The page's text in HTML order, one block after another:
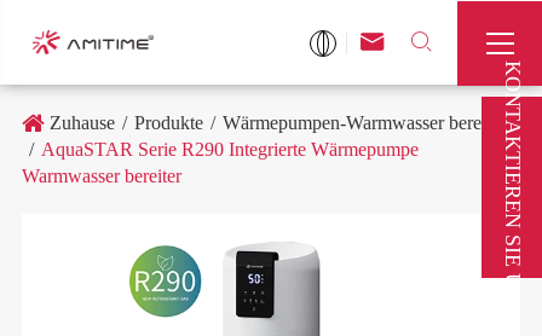
 

Zuhause Produkte
Wärmepumpen-Warmwasser bereiter
AquaSTAR Serie R290 Integrierte Wärmepumpe
Warmwasser bereiter
KONTAKTIEREN SIE UNS